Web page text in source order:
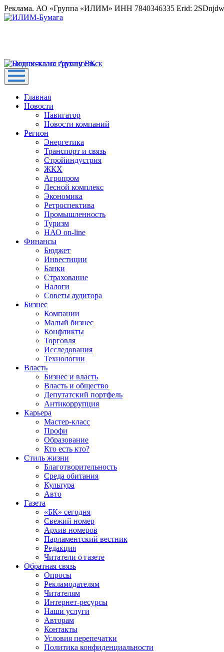
Реклама. АО «Группа «ИЛИМ» ИНН 7840346335 Erid:
Главная
Новости
Навигатор
Новости компаний
Регион
Энергетика
Транспорт и связь
Стройиндустрия
ЖКХ
Агропром
Лесной комплекс
Экономика
Ретроспектива
Промышленность
Туризм
НАО on-line
Финансы
Бюджет
Инвестиции
Банки
Страхование
Налоги
Советы аудитора
Бизнес
Компании
Малый бизнес
Конфликты
Торговля
Исследования
Технологии
Власть
Бизнес и власть
Власть и общество
Депутатский портфель
Антикоррупция
Карьера
Мастер-класс
Профи
Образование
Кто есть кто?
Стиль жизни
Благотворительность
Среда обитания
Культура
Авто
Газета
«БК» сегодня
Свежий номер
Архив номеров
Парламентский вестник
Редакция
Читатели о газете
Обратная связь
Опросы
Рекламодателям
Читателям
Интернет-ресурсы
Наши услуги
Авторам
Контакты
Условия перепечатки
Политика конфиденциальности